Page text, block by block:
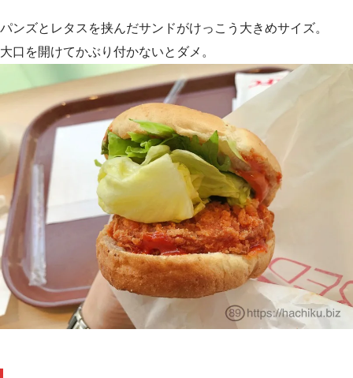
パンズとレタスを挟んだサンドがけっこう大きめサイズ。
大口を開けてかぶり付かないとダメ。